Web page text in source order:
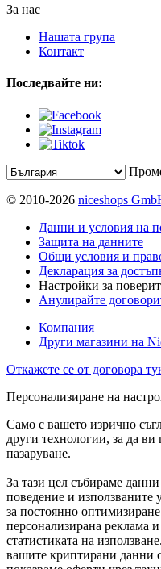
За нас
Нашата група
Контакт
Последвайте ни:
© 2010-2026 niceshops
Данни и условия на
Защита на данните
Общи условия и
Декларация за
Настройки за
Анулирайте
Компания
Други магазини на
Откажете се от договора
Персонализиране на
Само с вашето изрично
други технологии, за да
пазаруване.
За тази цел събираме
поведение и използваните
за постоянно
персонализирана реклама
статистиката на
вашите криптирани данни